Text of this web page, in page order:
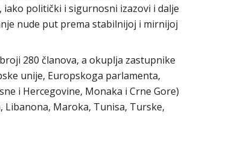
politički i sigurnosni izazovi i dalje
nude put prema stabilnijoj i mirnijoj
280 članova, a okuplja zastupnike
unije, Europskoga parlamenta,
i Hercegovine, Monaka i Crne Gore)
Libanona, Maroka, Tunisa, Turske,